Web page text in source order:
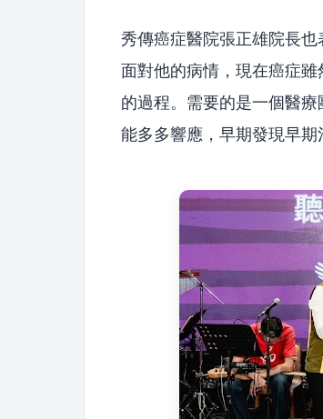
秀傳癌症醫院張正雄院長
面對他的病情，現在癌症
的過程。需要的是一個醫
能多多響應，早期發現早期